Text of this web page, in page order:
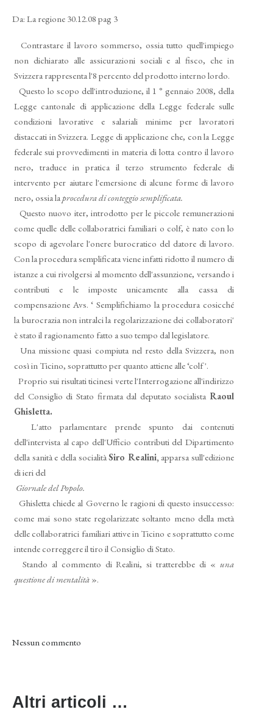
Da: La regione 30.12.08 pag 3
Contrastare il lavoro sommerso, ossia tutto quell'impiego
non dichiarato alle assicurazioni sociali e al fisco, che in
Svizzera rappresenta l'8 percento del prodotto interno lordo.
Questo lo scopo dell'introduzione, il 1 ° gen­naio 2008, della
Legge cantonale di applicazione della Legge federale sulle
condizioni lavorative e salariali minime per lavoratori
distaccati in Svizzera. Legge di applicazione che, con la Leg­ge
federale sui provvedimenti in materia di lot­ta contro il lavoro
nero, traduce in pratica il ter­zo strumento federale di
intervento per aiutare l'emersione di alcune forme di lavoro
nero, os­sia la procedura di conteggio semplificata.
Questo nuovo iter, introdotto per le piccole re­munerazioni
come quelle delle collaboratrici fa­miliari o colf, è nato con lo
scopo di agevolare l'onere burocratico del datore di lavoro.
Con la procedura semplificata viene infatti ridotto il numero di
istanze a cui rivolgersi al momento dell'assunzione, versando i
contributi e le impo­ste unicamente alla cassa di
compensazione Avs. ‘ Semplifichiamo la procedura cosicché
la burocrazia non intralci la regolarizzazione dei collaboratori'
è stato il ragionamento fatto a suo tempo dal legislatore.
Una missione quasi compiuta nel resto della Svizzera, non
così in Ticino, soprattutto per quanto attiene alle ‘colf '.
Proprio sui risultati ticinesi verte l'Interroga­zione all'indirizzo
del Consiglio di Stato firmata dal deputato socialista Raoul
Ghisletta.
L'atto parlamentare prende spunto dai conte­nuti
dell'intervista al capo dell'Ufficio contribu­ti del Dipartimento
della sanità e della socialitàSiro Realini, apparsa sull'edizione
di ieri del
Giornale del Popolo.
Ghisletta chiede al Governo le ragioni di que­sto insuccesso:
come mai sono state regolarizza­te soltanto meno della metà
delle collaboratrici familiari attive in Ticino e soprattutto come
in­tende correggere il tiro il Consiglio di Stato.
Stando al commento di Realini, si tratterebbe di « una
questione di mentalità ».
Nessun commento
Altri articoli …